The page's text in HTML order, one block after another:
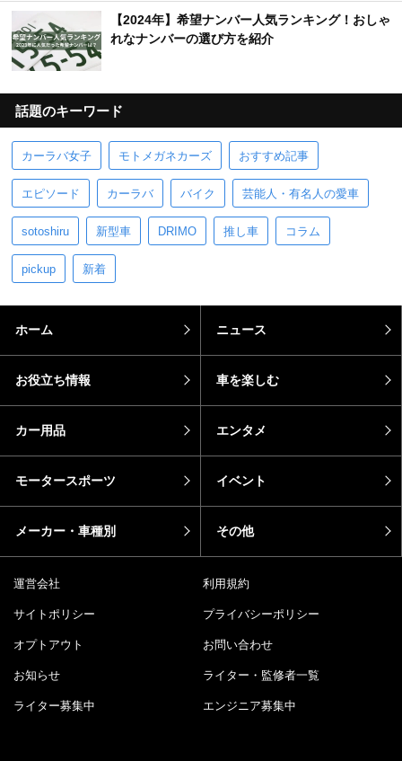
【2024年】希望ナンバー人気ランキング！おしゃ
れなナンバーの選び方を紹介
話題のキーワード
カーラバ女子 モトメガネカーズ おすすめ記事
エピソード カーラバ バイク 芸能人・有名人の愛車
sotoshiru 新型車 DRIMO 推し車 コラム
pickup 新着
ホーム ニュース
お役立ち情報 車を楽しむ
カー用品 エンタメ
モータースポーツ イベント
メーカー・車種別 その他
運営会社 利用規約
サイトポリシー プライバシーポリシー
オプトアウト お問い合わせ
お知らせ ライター・監修者一覧
ライター募集中 エンジニア募集中